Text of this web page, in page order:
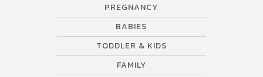
PREGNANCY
BABIES
TODDLER & KIDS
FAMILY